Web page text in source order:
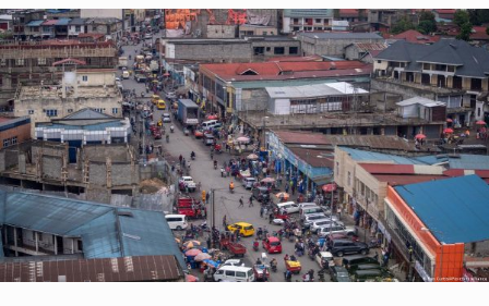
Léopards
apportent
leur
soutien
aux
victimes